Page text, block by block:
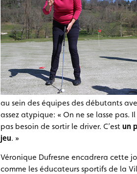
au sein des équipes des débutants
assez atypique: « On ne se lasse pas.
pas besoin de sortir le driver. C’est un
jeu. »
Véronique Dufresne encadrera cette
comme les éducateurs sportifs de la